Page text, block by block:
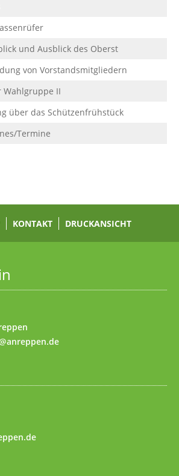
und Ausblick des Oberst
von Vorstandsmitgliedern
Wahlgruppe II
über das Schützenfrühstück
Termine
(Access key h)
(Access key u)
1)
8)
9)
KONTAKT DRUCKANSICHT